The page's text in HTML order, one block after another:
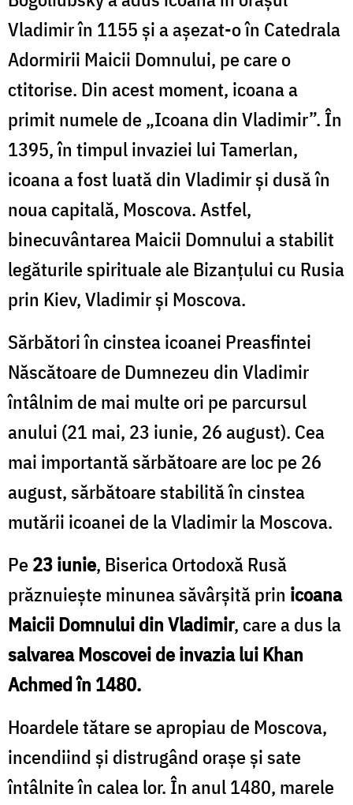
Vladimir în 1155 și a așezat-o în Catedrala
Adormirii Maicii Domnului, pe care o
ctitorise. Din acest moment, icoana a
primit numele de „Icoana din Vladimir”. În
1395, în timpul invaziei lui Tamerlan,
icoana a fost luată din Vladimir și dusă în
noua capitală, Moscova. Astfel,
binecuvântarea Maicii Domnului a stabilit
legăturile spirituale ale Bizanțului cu Rusia
prin Kiev, Vladimir și Moscova.
Sărbători în cinstea icoanei Preasfintei
Născătoare de Dumnezeu din Vladimir
întâlnim de mai multe ori pe parcursul
anului (21 mai, 23 iunie, 26 august). Cea
mai importantă sărbătoare are loc pe 26
august, sărbătoare stabilită în cinstea
mutării icoanei de la Vladimir la Moscova.
Pe23 iunie, Biserica Ortodoxă Rusă
prăznuiește minunea săvârșită prin icoana
Maicii Domnului din Vladimir, care a dus la
salvarea Moscovei de invazia lui Khan
Achmed în 1480.
Hoardele tătare se apropiau de Moscova,
incendiind și distrugând orașe și sate
întâlnite în calea lor. În anul 1480, marele